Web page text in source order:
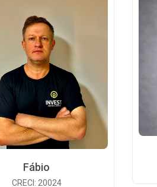
Fábio
CRECI: 20024